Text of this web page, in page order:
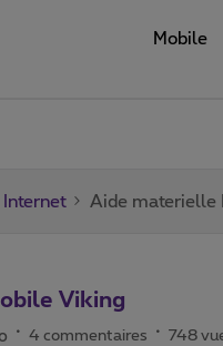
Mobile
Internet Aide materielle
Viking
4 commentaires 748